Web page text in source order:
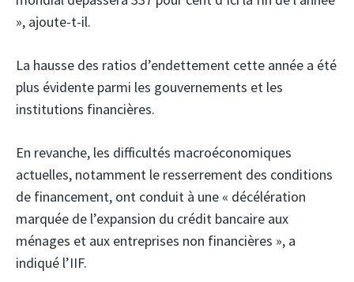
», ajoute-t-il.
La hausse des ratios d’endettement cette année a été
plus évidente parmi les gouvernements et les
institutions financières.
En revanche, les difficultés macroéconomiques
actuelles, notamment le resserrement des conditions
de financement, ont conduit à une « décélération
marquée de l’expansion du crédit bancaire aux
ménages et aux entreprises non financières », a
indiqué l’IIF.